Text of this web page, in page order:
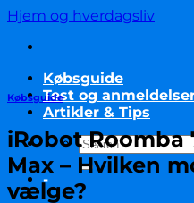
Fortsæt
indhold
Hjem og hverdagsliv
Købsguide
Test og
Artikler & Tips
-
Købsguide
iRobot Roomba
Max – Hvilken
vælge?